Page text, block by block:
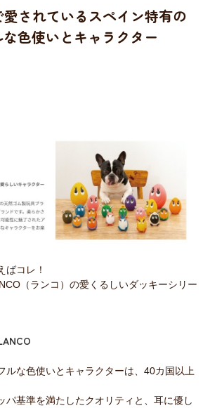
されているスペイン特有の
色使いとキャラクター
ばコレ！
（ランコ）の愛くるしいダッキーシリー
ルな色使いとキャラクターは、40カ国以上
パ基準を満たしたクオリティと、耳に優し